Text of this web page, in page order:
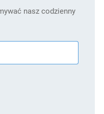
nasz codzienny